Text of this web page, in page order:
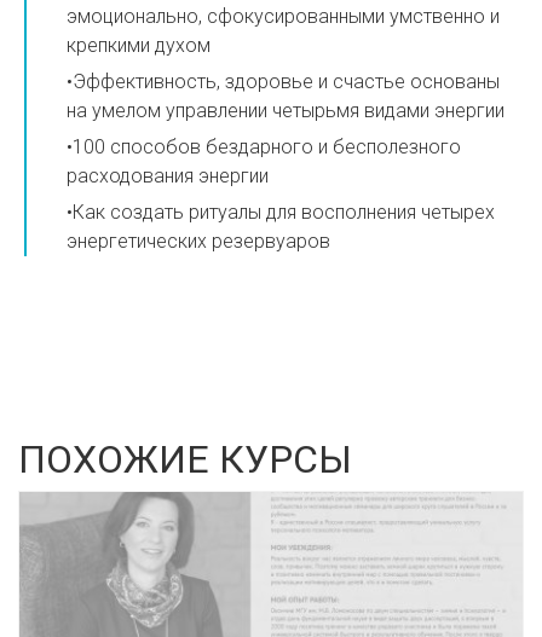
эмоционально, сфокусированными умственно и
крепкими духом
•Эффективность, здоровье и счастье основаны
на умелом управлении четырьмя видами энергии
•100 способов бездарного и бесполезного
расходования энергии
•Как создать ритуалы для восполнения четырех
энергетических резервуаров
ПОХОЖИЕ КУРСЫ